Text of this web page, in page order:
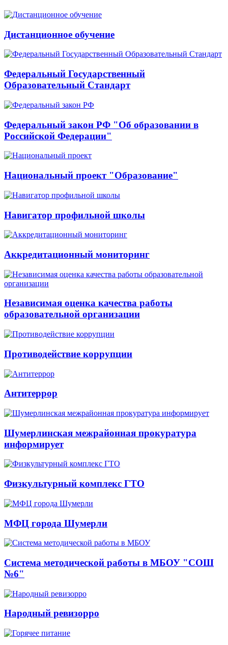
Дистанционное обучение
Федеральный Государственный
Образовательный Стандарт
Федеральный закон РФ "Об образовании в
Российской Федерации"
Национальный проект "Образование"
Навигатор профильной школы
Аккредитационный мониторинг
Независимая оценка качества работы
образовательной организации
Противодействие коррупции
Антитеррор
Шумерлинская межрайонная прокуратура
информирует
Физкультурный комплекс ГТО
МФЦ города Шумерли
Система методической работы в МБОУ "СОШ
№6"
Народный ревизорро